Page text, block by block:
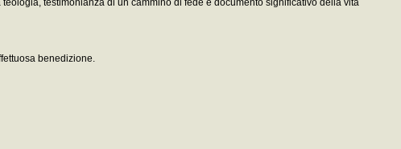
testimonianza di un cammino di fede e documento significativo della vita
benedizione.